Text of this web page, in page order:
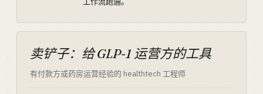
卖铲子：给 GLP-1 运营方的工具
有付款方或药房运营经验的 healthtech 工程师